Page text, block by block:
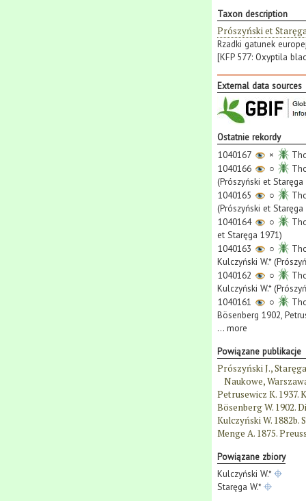
Taxon description
Prószyński et
Rzadki gatunek
[KFP 577: Oxyptila
External data sources
Ostatnie rekordy
1040167
×
1040166
○
(Prószyński et Staręga
1040165
○
(Prószyński et Staręga
1040164
○
et Staręga 1971)
1040163
○
Kulczyński W.*
1040162
○
Kulczyński W.*
1040161
○
Bösenberg 1902,
... more
Powiązane publikacje
Prószyński J.,
Naukowe,
Petrusewicz K. 1937.
Bösenberg W. 1902.
Kulczyński W. 1882b.
Menge A. 1875.
Powiązane zbiory
Kulczyński W.*
Staręga W.*